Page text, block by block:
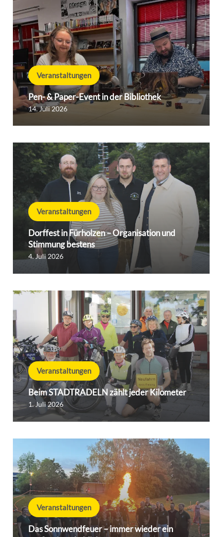
Veranstaltungen
Pen- & Paper-Event in der Bibliothek
14. Juli 2026
Veranstaltungen
Dorffest in Fürholzen – Organisation und
Stimmung bestens
4. Juli 2026
Veranstaltungen
Beim STADTRADELN zählt jeder Kilometer
1. Juli 2026
Veranstaltungen
Das Sonnwendfeuer – immer wieder ein